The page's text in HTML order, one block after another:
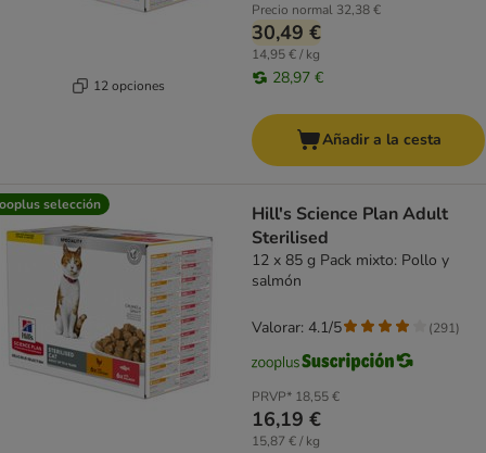
12 opciones
Precio normal 32,38 €
30,49 €
14,95 € / kg
28,97 €
Añadir a la cesta
selección
Hill's Science Plan Adult
Sterilised
12 x 85 g Pack mixto: Pollo y
salmón
PRVP* 18,55 €
16,19 €
15,87 € / kg
Valorar: 4.1/5 (291)